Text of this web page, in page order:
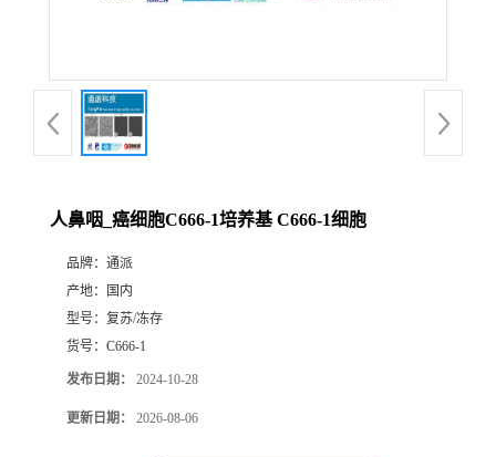
人鼻咽_癌细胞C666-1培养基 C666-1细胞
品牌： 通派
产地：
国内
型号： 复苏/冻存
货号： C666-1
发布日期： 2024-10-28
更新日期： 2026-08-06